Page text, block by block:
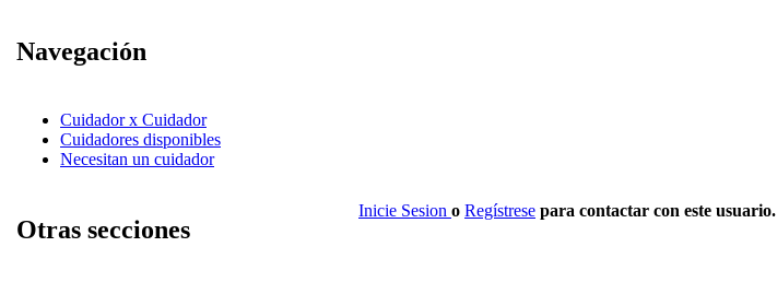
Navegación
Cuidador x Cuidador
Cuidadores disponibles
Necesitan un cuidador
Otras secciones
Inicie Sesion o Regístrese para contactar con este usuario.